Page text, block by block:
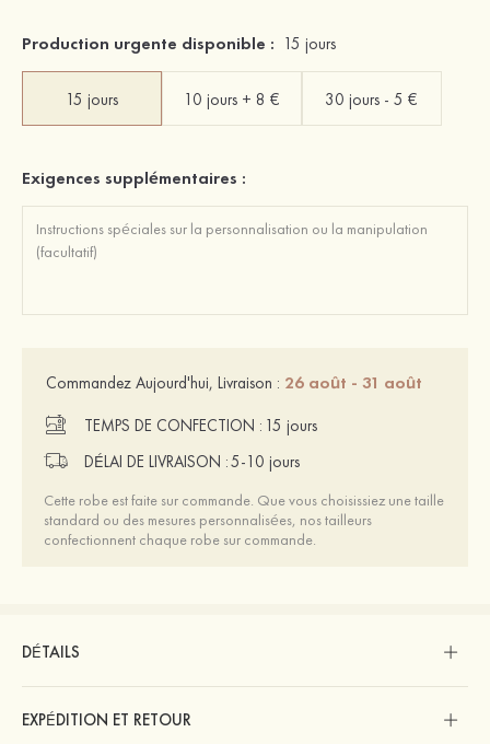
Production urgente disponible : 15 jours
15 jours 10 jours + 8 € 30 jours - 5 €
Exigences supplémentaires :
Commandez Aujourd'hui, Livraison : 26 août - 31 août
TEMPS DE CONFECTION : 15 jours
DÉLAI DE LIVRAISON :5-10 jours
Cette robe est faite sur commande. Que vous choisissiez une taille
standard ou des mesures personnalisées, nos tailleurs
confectionnent chaque robe sur commande.
DÉTAILS
EXPÉDITION ET RETOUR